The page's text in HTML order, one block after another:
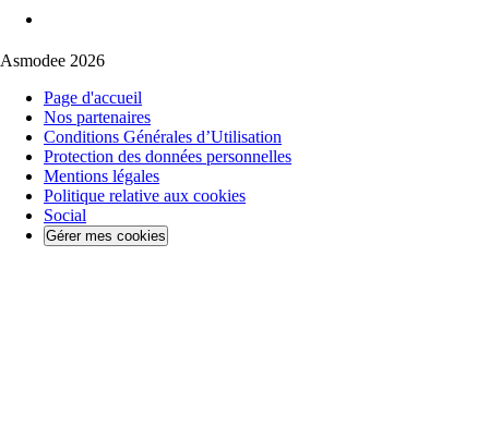
Asmodee 2026
Page d'accueil
Nos partenaires
Conditions Générales d’Utilisation
Protection des données personnelles
Mentions légales
Politique relative aux cookies
Social
Gérer mes cookies